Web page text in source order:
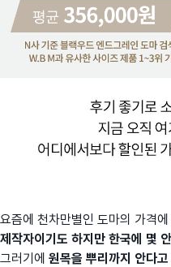
요즘에 천차만별인 도마의 가격
제작자이기도 하지만 한국에 몇
그러기에 원목을 뿌리까지 안다고